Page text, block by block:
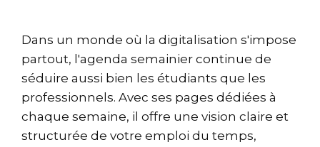
Dans un monde où la digitalisation s'impose
partout, l'agenda semainier continue de
séduire aussi bien les étudiants que les
professionnels. Avec ses pages dédiées à
chaque semaine, il offre une vision claire et
structurée de votre emploi du temps,